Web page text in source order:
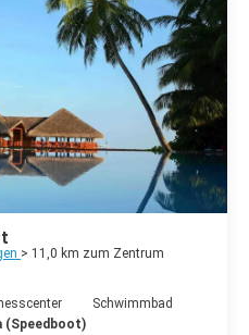
> 11,0 km zum Zentrum
Schwimmbad
(Speedboot)